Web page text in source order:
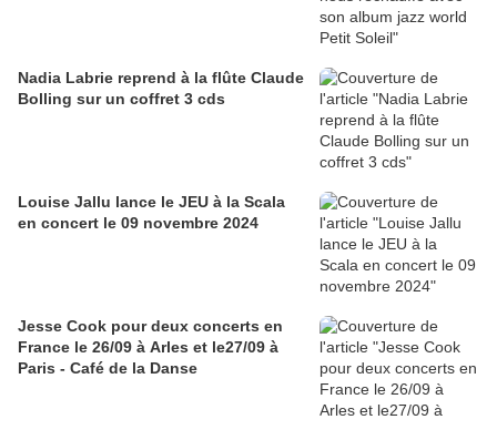
Nadia Labrie reprend à la flûte Claude
Bolling sur un coffret 3 cds
Louise Jallu lance le JEU à la Scala
en concert le 09 novembre 2024
Jesse Cook pour deux concerts en
France le 26/09 à Arles et le27/09 à
Paris - Café de la Danse